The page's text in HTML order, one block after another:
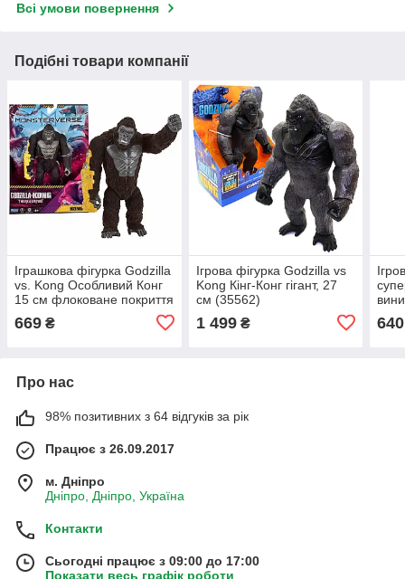
Всі умови повернення
Подібні товари компанії
Іграшкова фігурка Godzilla
vs. Kong Особливий Конг
15 см флоковане покриття
669 ₴
Ігрова фігурка Godzilla vs
Kong Кінг-Конг гігант, 27
см (35562)
1 499₴
vs
640
Про нас
98% позитивних з 64 відгуків за рік
Працює з 26.09.2017
м. Дніпро
Дніпро, Дніпро, Україна
Контакти
Сьогодні працює з 09:00 до 17:00
Показати весь графік роботи